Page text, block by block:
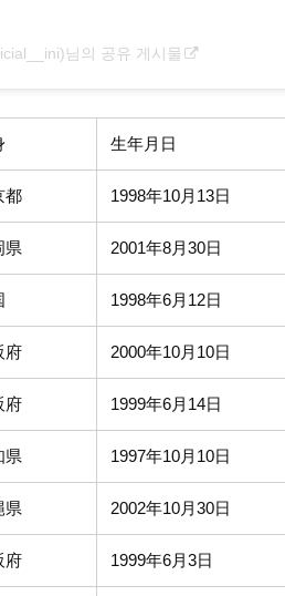
님의 공유 게시물
生年月日
都 1998年10月13日
県 2001年8月30日
1998年6月12日
府 2000年10月10日
府 1999年6月14日
県 1997年10月10日
県 2002年10月30日
府 1999年6月3日